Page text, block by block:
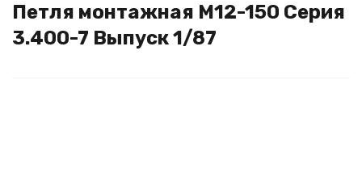
Петля монтажная М12-150 Серия
3.400-7 Выпуск 1/87